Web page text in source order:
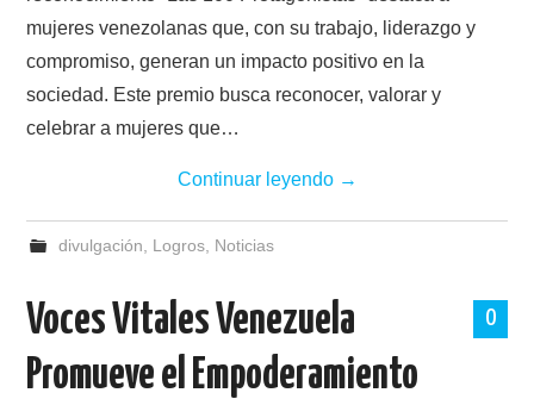
mujeres venezolanas que, con su trabajo, liderazgo y
compromiso, generan un impacto positivo en la
sociedad. Este premio busca reconocer, valorar y
celebrar a mujeres que…
Continuar leyendo →
divulgación Logros, Noticias
0
Voces Vitales Venezuela
Promueve el Empoderamiento